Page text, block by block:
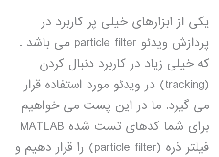
یکی از ابزارهای خیلی پر کاربرد در
پردازش ویدئو particle filter می باشد .
که خیلی زیاد در کاربرد دنبال کردن
(tracking) در ویدئو مورد استفاده قرار
می گیرد. ما در این پست می خواهیم
برای شما کدهای تست شده MATLAB
فیلتر ذره (particle filter) را قرار دهیم و